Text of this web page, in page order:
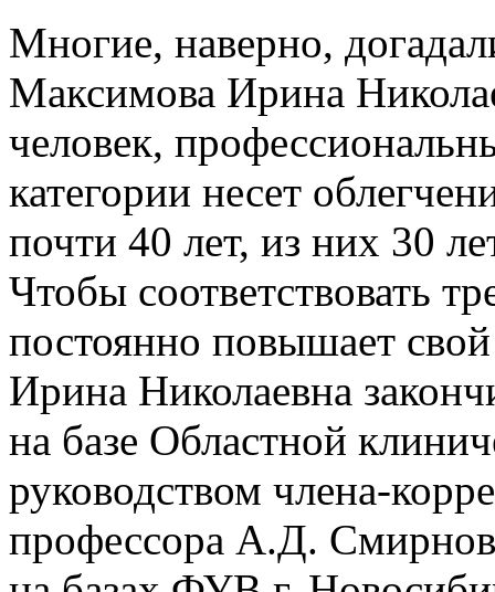
Многие, наверно,
Максимова Ирина
человек,
категории несет
почти 40 лет, из них 30
Чтобы соответствовать
постоянно повышает
Ирина Николаевна
на базе Областной
руководством члена-
профессора А.Д.